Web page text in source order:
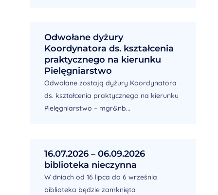
Odwołane dyżury
Koordynatora ds. kształcenia
praktycznego na kierunku
Pielęgniarstwo
Odwołane zostają dyżury Koordynatora
ds. kształcenia praktycznego na kierunku
Pielęgniarstwo – mgr&nb...
16.07.2026 – 06.09.2026
biblioteka nieczynna
W dniach od 16 lipca do 6 września
biblioteka będzie zamknięta